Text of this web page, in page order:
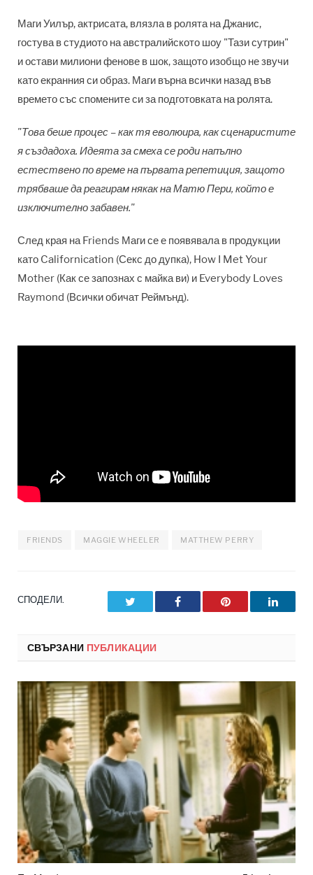
Маги Уилър, актрисата, влязла в ролята на Джанис,
гостува в студиото на австралийското шоу "Тази сутрин"
и остави милиони фенове в шок, защото изобщо не звучи
като екранния си образ. Маги върна всички назад във
времето със спомените си за подготовката на ролята.
"Това беше процес – как тя еволюира, как сценаристите
я създадоха. Идеята за смеха се роди напълно
естествено по време на първата репетиция, защото
трябваше да реагирам някак на Матю Пери, който е
изключително забавен."
След края на Friends Маги се е появявала в продукции
като Californication (Секс до дупка), How I Met Your
Mother (Как се запознах с майка ви) и Everybody Loves
Raymond (Всички обичат Реймънд).
FRIENDS MAGGIE WHEELER MATTHEW PERRY
СПОДЕЛИ. Facebook Pinterest
СВЪРЗАНИ ПУБЛИКАЦИИ